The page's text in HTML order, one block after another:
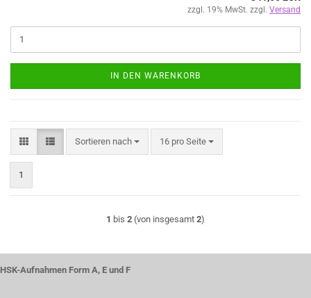
zzgl. 19% MwSt. zzgl. Versand
IN DEN WARENKORB
Sortieren nach
Sortieren nach 16 pro Seite
pro Seite
1
1 bis 2 (von insgesamt 2)
HSK-Aufnahmen Form A, E und F